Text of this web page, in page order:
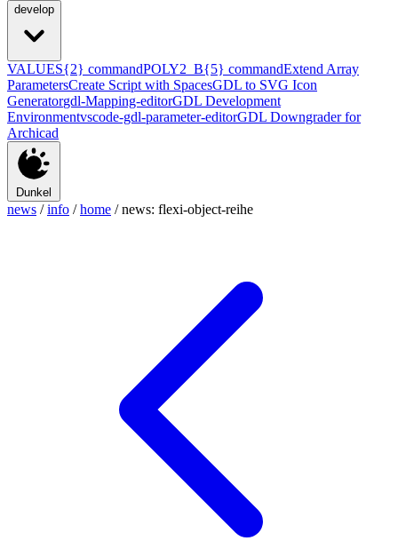
develop
VALUES{2} commandPOLY2_B{5} commandExtend Array
ParametersCreate Script with SpacesGDL to SVG Icon
Generatorgdl-Mapping-editorGDL Development
Environmentvscode-gdl-parameter-editorGDL Downgrader for
Archicad
Dunkel
news / info / home / news: flexi-object-reihe